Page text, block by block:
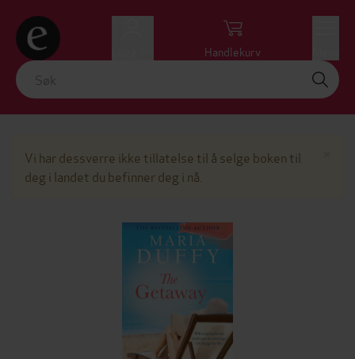
Handlekurv
Vi har dessverre ikke tillatelse til å selge boken til
deg i landet du befinner deg i nå.